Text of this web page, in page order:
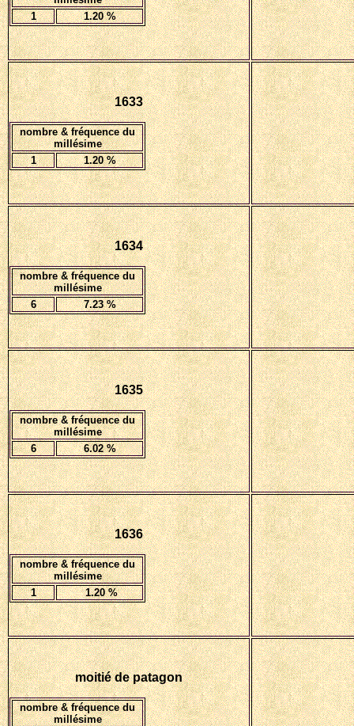
1
1.20%
1633
nombre & fréquence du
millésime
1
1.20 %
1634
nombre & fréquence du
millésime
6
7.23 %
1635
nombre & fréquence du
millésime
6
6.02 %
1636
nombre & fréquence du
millésime
1
1.20 %
moitié de patagon
nombre & fréquence du
millésime